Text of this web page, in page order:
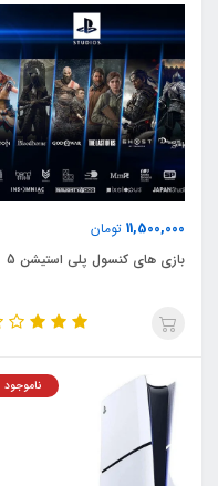
11,500,000 تومان
بازی های کنسول پلی استیشن 5
ناموجود